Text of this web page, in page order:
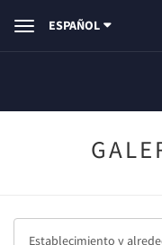
ToggleESPAÑOL